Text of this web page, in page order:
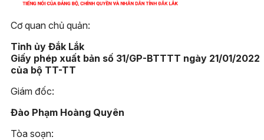
Cơ quan chủ quản:
Tỉnh ủy Đắk Lắk
Giấy phép xuất bản số 31/GP-BTTTT ngày 21/01/2022
của bộ TT-TT
Giám đốc:
Đào Phạm Hoàng Quyên
Tòa soạn: